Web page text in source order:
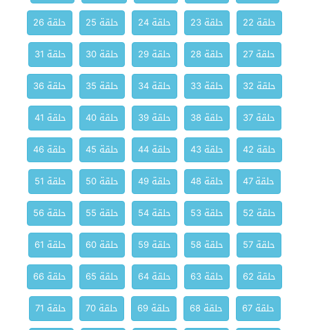
حلقة 22
حلقة 23 حلقة 24 حلقة 25
حلقة 26
حلقة 27
حلقة 28 حلقة 29 حلقة 30
حلقة 31
حلقة 32
حلقة 33 حلقة 34 حلقة 35
حلقة 36
حلقة 37
حلقة 38 حلقة 39 حلقة 40
حلقة 41
حلقة 42
حلقة 43 حلقة 44 حلقة 45
حلقة 46
حلقة 47
حلقة 48 حلقة 49 حلقة 50
حلقة 51
حلقة 52
حلقة 53 حلقة 54 حلقة 55
حلقة 56
حلقة 57
حلقة 58 حلقة 59 حلقة 60
حلقة 61
حلقة 62
حلقة 63 حلقة 64 حلقة 65
حلقة 66
حلقة 67
حلقة 68 حلقة 69 حلقة 70
حلقة 71